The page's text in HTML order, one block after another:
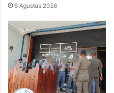
6 Agustus 2026